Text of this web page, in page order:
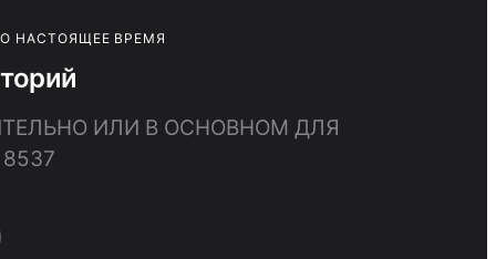
НАСТОЯЩЕЕ ВРЕМЯ
ИЛИ В ОСНОВНОМ ДЛЯ